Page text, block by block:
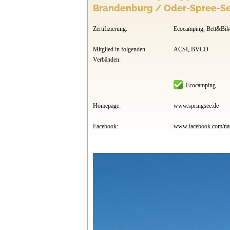
Brandenburg / Oder-Spree-
Zertifizierung: Ecocamping,
Mitglied in folgenden
Verbänden:
ACSI, BVCD
Ecocamping
Homepage: www.springsee.de
Facebook: www.facebook.com/